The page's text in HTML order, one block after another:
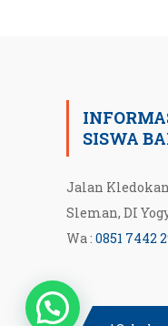
SISWA
Jalan Kledokan
Sleman, DI
Wa :0851 7442